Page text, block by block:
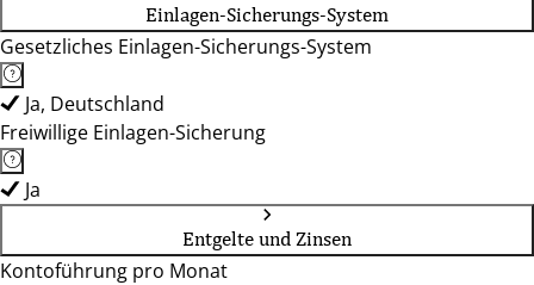
Einlagen-Sicherungs-System
Gesetzliches Einlagen-Sicherungs-System
Ja, Deutschland
Freiwillige Einlagen-Sicherung
Ja
Entgelte und Zinsen
Kontoführung pro Monat